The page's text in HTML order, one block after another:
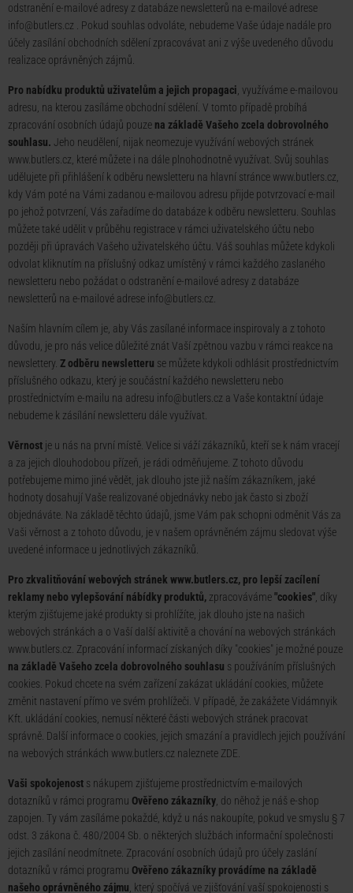
odstranění e-mailové adresy z databáze newsletterů na e-mailové adrese
info@butlers.cz . Pokud souhlas odvoláte, nebudeme Vaše údaje nadále pro
účely zasílání obchodních sdělení zpracovávat ani z výše uvedeného důvodu
realizace oprávněných zájmů.
Pro nabídku produktů uživatelům a jejich propagaci , využíváme e-mailovou
adresu, na kterou zasíláme obchodní sdělení. V tomto případě probíhá
zpracování osobních údajů pouze na základě Vašeho zcela dobrovolného
souhlasu. Jeho neudělení, nijak neomezuje využívání webových stránek
www.butlers.cz, které můžete i na dále plnohodnotně využívat. Svůj souhlas
udělujete při přihlášení k odběru newsletteru na hlavní stránce www.butlers.cz,
kdy Vám poté na Vámi zadanou e-mailovou adresu přijde potvrzovací e-mail
po jehož potvrzení, Vás zařadíme do databáze k odběru newsletteru. Souhlas
můžete také udělit v průběhu registrace v rámci uživatelského účtu nebo
později při úpravách Vašeho uživatelského účtu. Váš souhlas můžete kdykoli
odvolat kliknutím na příslušný odkaz umístěný v rámci každého zaslaného
newsletteru nebo požádat o odstranění e-mailové adresy z databáze
newsletterů na e-mailové adrese info@butlers.cz
Naším hlavním cílem je, aby Vás zasílané informace inspirovaly a z tohoto
důvodu, je pro nás velice důležité znát Vaší zpětnou vazbu v rámci reakce na
newslettery. Z odběru newsletteru se můžete kdykoli odhlásit prostřednictvím
příslušného odkazu, který je součástní každého newsletteru nebo
prostřednictvím e-mailu na adresu info@butlers.cz a Vaše kontaktní údaje
nebudeme k zásílání newsletteru dále využívat.
Věrnost je u nás na první místě. Velice si váží zákazníků, kteří se k nám vracejí
a za jejich dlouhodobou přízeň, je rádi odměňujeme. Z tohoto důvodu
potřebujeme mimo jiné vědět, jak dlouho jste již naším zákazníkem, jaké
hodnoty dosahují Vaše realizované objednávky nebo jak často si zboží
objednáváte. Na základě těchto údajů, jsme Vám pak schopni odměnit Vás za
Vaši věrnost a z tohoto důvodu, je v našem oprávněném zájmu sledovat výše
uvedené informace u jednotlivých zákazníků.
Pro zkvalitňování webových stránek www.butlers.cz, pro lepší zacílení
reklamy nebo vylepšování nábídky produktů, zpracováváme"cookies" , díky
kterým zjišťujeme jaké produkty si prohlížíte, jak dlouho jste na našich
webových stránkách a o Vaší další aktivitě a chování na webových stránkách
www.butlers.cz. Zpracování informací získaných díky "cookies" je možné pouze
na základě Vašeho zcela dobrovolného souhlasu s používáním příslušných
cookies. Pokud chcete na svém zařízení zakázat ukládání cookies, můžete
změnit nastavení přímo ve svém prohlížeči. V případě, že zakážete Vidámnyik
Kft. ukládání cookies, nemusí některé části webových stránek pracovat
správně. Další informace o cookies, jejich smazání a pravidlech jejich používání
na webových stránkách www.butlers.cz naleznete ZDE
Vaši spokojenost s nákupem zjišťujeme prostřednictvím e-mailových
dotazníků v rámci programu Ověřeno zákazníky , do něhož je náš e-shop
zapojen. Ty vám zasíláme pokaždé, když u nás nakoupíte, pokud ve smyslu § 7
odst. 3 zákona č. 480/2004 Sb. o některých službách informační společnosti
jejich zasílání neodmítnete. Zpracování osobních údajů pro účely zaslání
dotazníků v rámci programu Ověřeno zákazníky provádíme na základě
našeho oprávněného zájmu , který spočívá ve zjišťování vaší spokojenosti s